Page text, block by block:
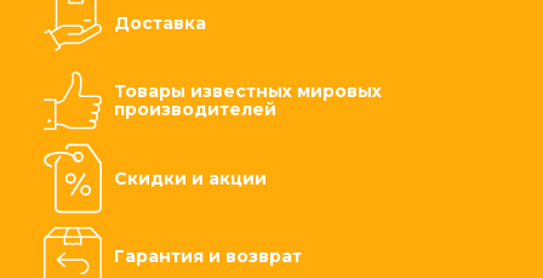
Доставка
Товары известных мировых
производителей
Скидки и акции
Гарантия и возврат